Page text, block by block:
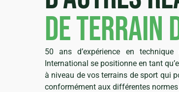
de terrain
50 ans d’expérience en
International se positionne en tant
à niveau de vos terrains de sport qui
conformément aux différentes normes